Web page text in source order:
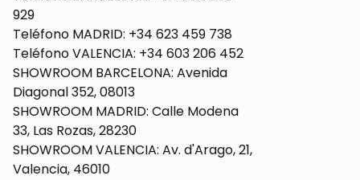
929
Teléfono MADRID: +34 623 459 738
Teléfono VALENCIA: +34 603 206 452
SHOWROOM BARCELONA: Avenida
Diagonal 352, 08013
SHOWROOM MADRID: Calle Modena
33, Las Rozas, 28230
SHOWROOM VALENCIA: Av. d'Arago, 21,
Valencia, 46010